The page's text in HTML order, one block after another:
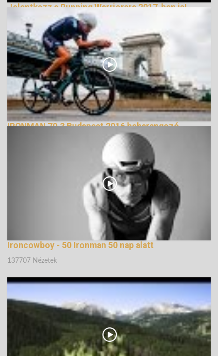
Jelentkezz a Running Warriorsra 2017-ben is!
245413 Nézetek
IRONMAN 70.3 Budapest 2016 beharangozó
Ironcowboy - 50 Ironman 50 nap alatt
137707 Nézetek